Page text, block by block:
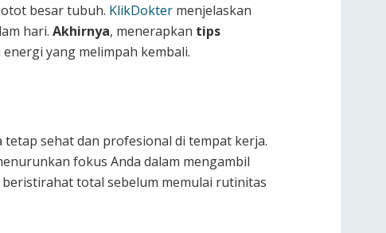
besar tubuh. KlikDokter menjelaskan
hari. Akhirnya, menerapkan tips
yang melimpah kembali.
tetap sehat dan profesional di tempat kerja.
fokus Anda dalam mengambil
total sebelum memulai rutinitas